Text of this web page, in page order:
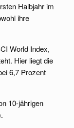
Halbjahr im
ihre
World Index,
Hier liegt die
6,7 Prozent
10-jährigen